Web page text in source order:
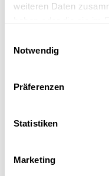
weiteren Daten
Notwendig
Präferenzen
Statistiken
Marketing